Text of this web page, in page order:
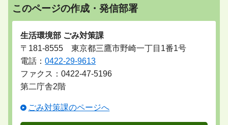
このページの作成・発信部署
生活環境部 ごみ対策課
〒181-8555 東京都三鷹市野崎一丁目1番1号
電話：0422-29-9613
ファクス：0422-47-5196
第二庁舎2階
ごみ対策課のページへ